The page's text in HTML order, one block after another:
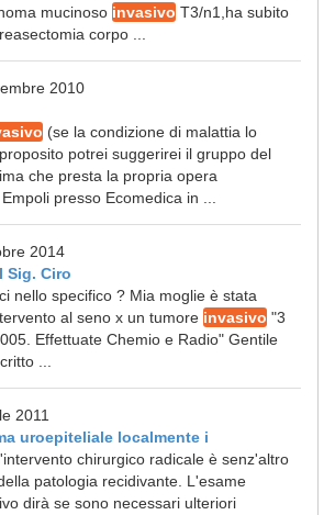
mucinoso invasivo T3/n1,ha subito
corpo ...
2010
(se la condizione di malattia lo
potrei suggerirei il gruppo del
che presta la propria opera
presso Ecomedica in ...
2014
Sig. Ciro
nello specifico ? Mia moglie è stata
al seno x un tumore invasivo "3
Effettuate Chemio e Radio" Gentile
...
2011
uroepiteliale localmente i
chirurgico radicale è senz'altro
patologia recidivante. L'esame
dirà se sono necessari ulteriori